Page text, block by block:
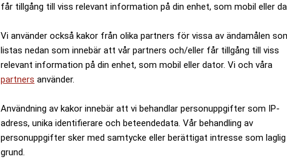
får tillgång till viss relevant information på din enhet, som mobil eller
Vi använder också kakor från olika partners för vissa av ändamålen
listas nedan som innebär att vår partners och/eller får tillgång till viss
relevant information på din enhet, som mobil eller dator. Vi och våra
partners använder.
Användning av kakor innebär att vi behandlar personuppgifter som IP-
adress, unika identifierare och beteendedata. Vår behandling av
personuppgifter sker med samtycke eller berättigat intresse som laglig
grund.